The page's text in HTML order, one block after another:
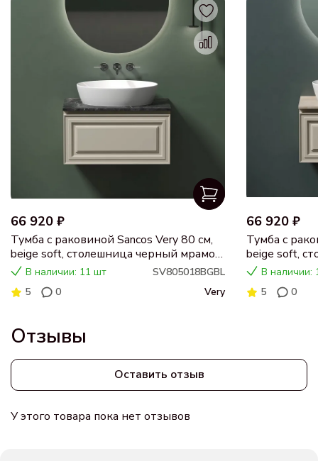
66 920 ₽
Тумба с раковиной Sancos Very 80 см,
beige soft, столешница черный мрамор,
раковина CN5018
В наличии: 11 шт
SV805018BGBL
5
0 Very
66 920 ₽
Тумба с
beige soft,
раковина
В наличии:
5
0
Отзывы
Оставить отзыв
У этого товара пока нет отзывов